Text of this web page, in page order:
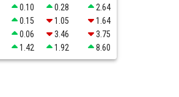
0.10 0.28
2.64
0.15 1.05
1.64
0.06 3.46
3.75
1.42 1.92 8.60